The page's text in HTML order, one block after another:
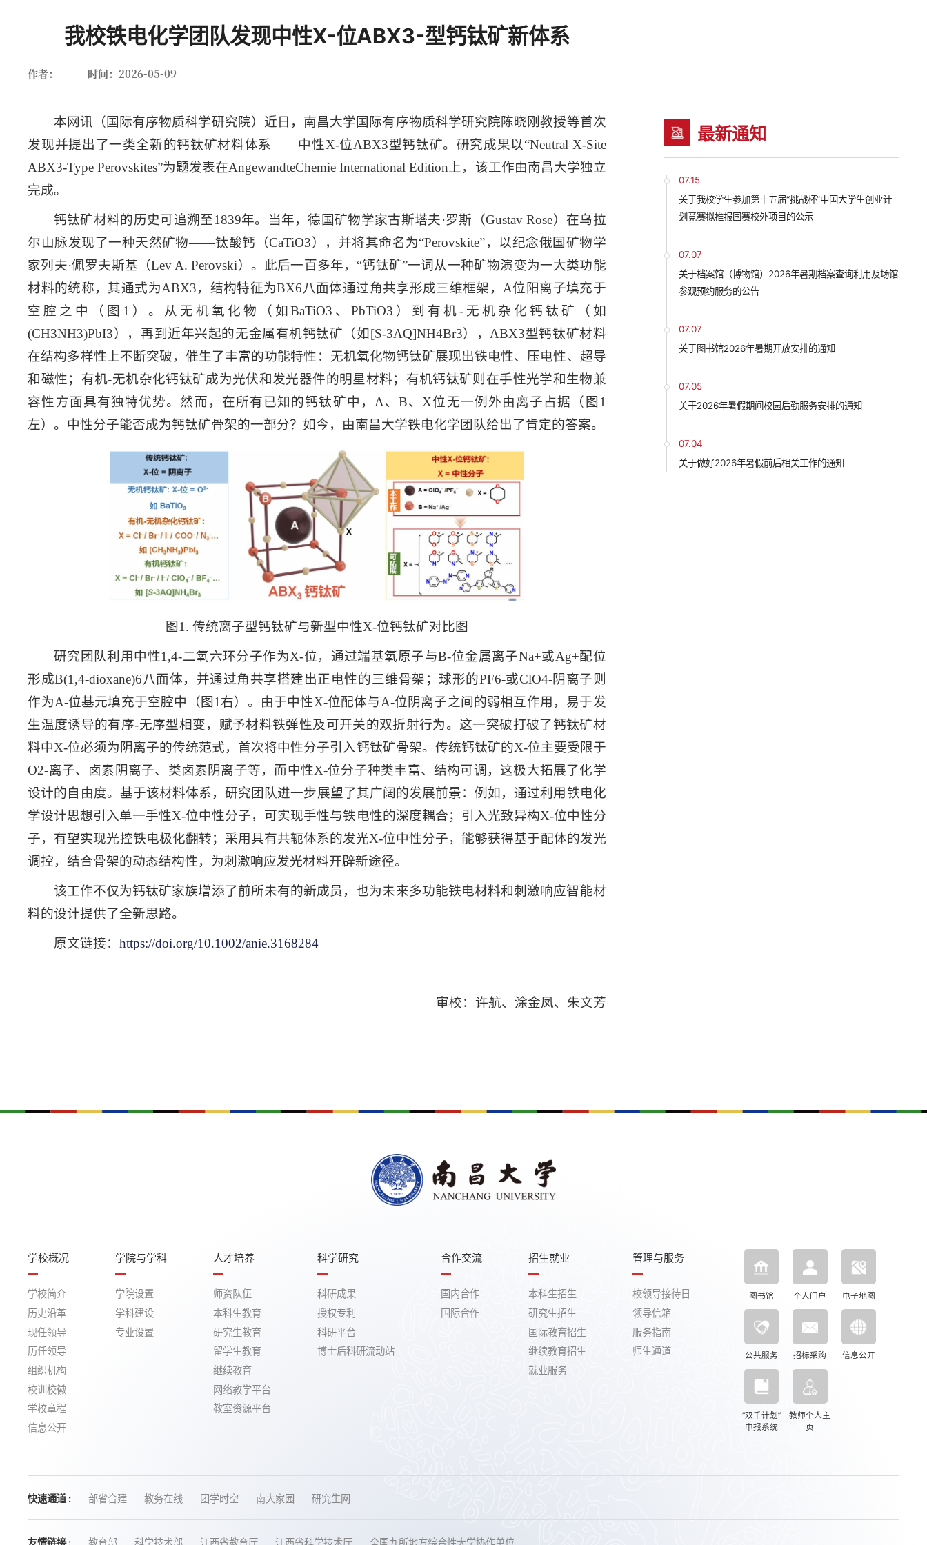
首页
我校铁电化学团队发现中性X-位ABX3-型钙钛矿新体系
作者： 时间：2026-05-09
本网讯（ 国际有序物质科学研究院）近日，南昌大学国际有序物质科学研究院陈晓刚教授等首次
发现并提出了一类全新的钙钛矿材料体系——中性X-位ABX3型钙钛矿。研究成果以“Neutral X‑Site
ABX3‑Type Perovskites”为题发表在AngewandteChemie International Edition上，该工作由南昌大学独立
完成。
钙钛矿材料的历史可追溯至1839年。当年，德国矿物学家古斯塔夫·罗斯（Gustav Rose）在乌拉
尔山脉发现了一种天然矿物——钛酸钙（CaTiO3），并将其命名为“Perovskite”，以纪念俄国矿物学
家列夫·佩罗夫斯基（Lev A. Perovski）。此后一百多年，“钙钛矿”一词从一种矿物演变为一大类功能
材料的统称，其通式为ABX3，结构特征为BX6八面体通过角共享形成三维框架，A位阳离子填充于
空腔之中（图1）。从无机氧化物（如BaTiO3、PbTiO3）到有机-无机杂化钙钛矿（如
(CH3NH3)PbI3），再到近年兴起的无金属有机钙钛矿（如[S-3AQ]NH4Br3），ABX3型钙钛矿材料
在结构多样性上不断突破，催生了丰富的功能特性：无机氧化物钙钛矿展现出铁电性、压电性、超导
和磁性；有机-无机杂化钙钛矿成为光伏和发光器件的明星材料；有机钙钛矿则在手性光学和生物兼
容性方面具有独特优势。然而，在所有已知的钙钛矿中，A、B、X位无一例外由离子占据（图1
左）。中性分子能否成为钙钛矿骨架的一部分？如今，由南昌大学铁电化学团队给出了肯定的答案。
图1. 传统离子型钙钛矿与新型中性X-位钙钛矿对比图
研究团队利用中性1,4-二氧六环分子作为X-位，通过端基氧原子与B-位金属离子Na+或Ag+配位
形成B(1,4-dioxane)6八面体，并通过角共享搭建出正电性的三维骨架；球形的PF6-或ClO4-阴离子则
作为A-位基元填充于空腔中（图1右）。由于中性X-位配体与A-位阴离子之间的弱相互作用，易于发
生温度诱导的有序-无序型相变，赋予材料铁弹性及可开关的双折射行为。这一突破打破了钙钛矿材
料中X-位必须为阴离子的传统范式，首次将中性分子引入钙钛矿骨架。传统钙钛矿的X-位主要受限于
O2-离子、卤素阴离子、类卤素阴离子等，而中性X-位分子种类丰富、结构可调，这极大拓展了化学
设计的自由度。基于该材料体系，研究团队进一步展望了其广阔的发展前景：例如，通过利用铁电化
学设计思想引入单一手性X-位中性分子，可实现手性与铁电性的深度耦合；引入光致异构X-位中性分
子，有望实现光控铁电极化翻转；采用具有共轭体系的发光X-位中性分子，能够获得基于配体的发光
调控，结合骨架的动态结构性，为刺激响应发光材料开辟新途径。
该工作不仅为钙钛矿家族增添了前所未有的新成员，也为未来多功能铁电材料和刺激响应智能材
料的设计提供了全新思路。
原文链接： https://doi.org/10.1002/anie.3168284
审校：许航、涂金凤、朱文芳
最新通知
07.15
关于我校学生参加第十五届“挑战杯”中国大学生创业计
划竞赛拟推报国赛校外项目的公示
07.07
关于档案馆（博物馆）2026年暑期档案查询利用及场馆
参观预约服务的公告
07.07
关于图书馆2026年暑期开放安排的通知
07.05
关于2026年暑假期间校园后勤服务安排的通知
07.04
关于做好2026年暑假前后相关工作的通知
学校概况
学校简介
历史沿革
现任领导
历任领导
组织机构
校训校徽
学校章程
信息公开
学院与学科
学院设置
学科建设
专业设置
人才培养
师资队伍
本科生教育
研究生教育
留学生教育
继续教育
网络教学平台
教室资源平台
科学研究
科研成果
授权专利
科研平台
博士后科研流动站
合作交流
国内合作
国际合作
招生就业
本科生招生
研究生招生
国际教育招生
继续教育招生
就业服务
管理与服务
校领导接待日
领导信箱
服务指南
师生通道
图书馆 个人门户 电子地图
公共服务 招标采购 信息公开
“双千计划”
申报系统
教师个人主
页
快速通道 : 部省合建 教务在线 团学时空 南大家园 研究生网
友情链接 : 教育部 科学技术部 江西省教育厅 江西省科学技术厅 全国九所地方综合性大学协作单位